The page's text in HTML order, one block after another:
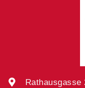
Rathausgasse